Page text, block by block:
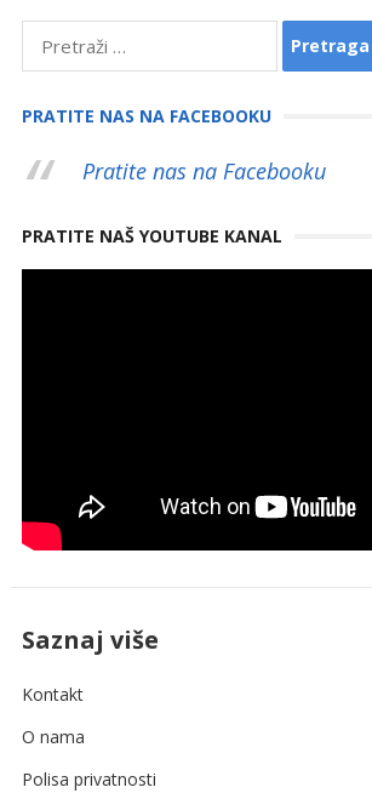
Pretraga:
PRATITE NAS NA FACEBOOKU
Pratite nas na Facebooku
PRATITE NAŠ YOUTUBE KANAL
Saznaj više
Kontakt
O nama
Polisa privatnosti